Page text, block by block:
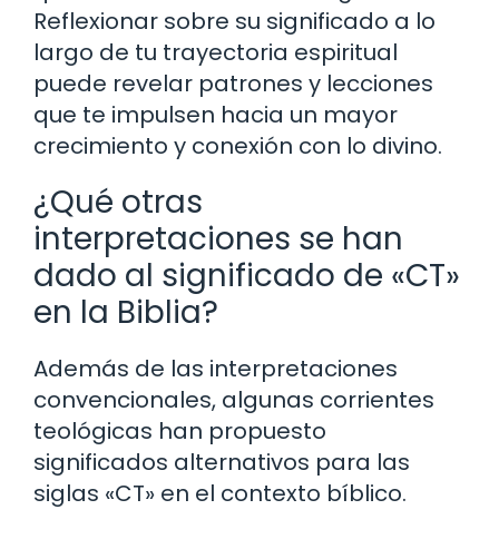
Reflexionar sobre su significado a lo
largo de tu trayectoria espiritual
puede revelar patrones y lecciones
que te impulsen hacia un mayor
crecimiento y conexión con lo divino.
¿Qué otras
interpretaciones se han
dado al significado de «CT»
en la Biblia?
Además de las interpretaciones
convencionales, algunas corrientes
teológicas han propuesto
significados alternativos para las
siglas «CT» en el contexto bíblico.